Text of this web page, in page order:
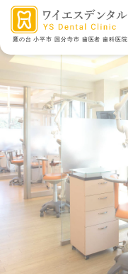
鷹の台 小平市 国分寺市 歯医者 歯科医院